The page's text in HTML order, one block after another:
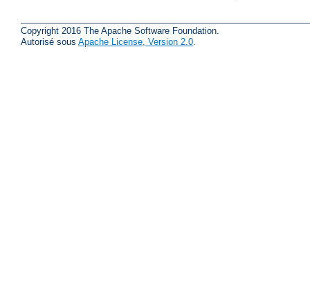
Copyright 2016 The Apache Software Foundation.
Autorisé sous Apache License, Version 2.0